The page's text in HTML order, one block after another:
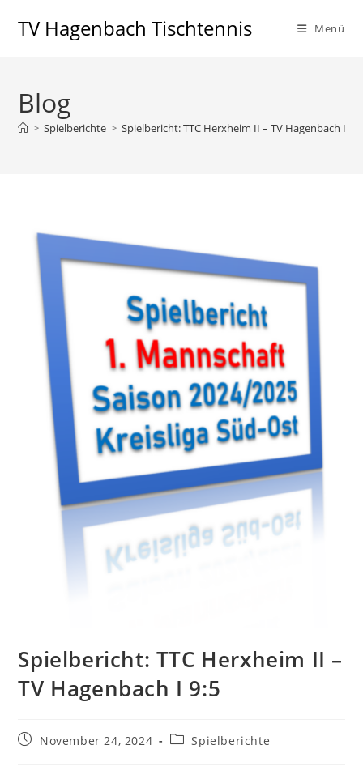
InhaltTV Hagenbach Tischtennis Menü
Blog
> Spielberichte > Spielbericht: TTC Herxheim II – TV Hagenbach I 9:5
Spielbericht: TTC Herxheim II –
TV Hagenbach I 9:5
BeitragNovember 24, 2024
Beitrags-
Spielberichte